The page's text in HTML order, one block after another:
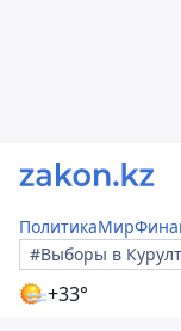
ПолитикаМир
#Выборы в
+33°